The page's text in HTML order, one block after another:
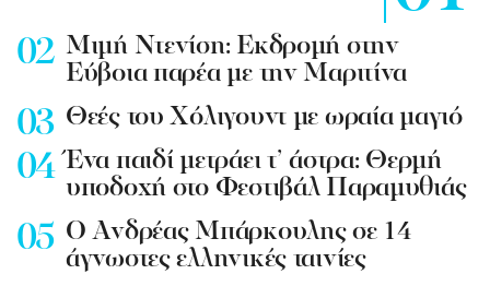
Mιμή Ντενίση: Εκδρομή στην
Εύβοια παρέα με την Μαριτίνα
Θεές του Χόλιγουντ με ωραία μαγιό
Ένα παιδί μετράει τ’ άστρα: Θερμή
υποδοχή στο Φεστιβάλ Παραμυθιάς
Ο Ανδρέας Μπάρκουλης σε 14
άγνωστες ελληνικές ταινίες